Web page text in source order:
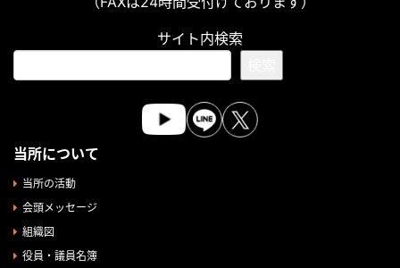
サイト内検索
当所について
当所の活動
会頭メッセージ
組織図
役員・議員名簿